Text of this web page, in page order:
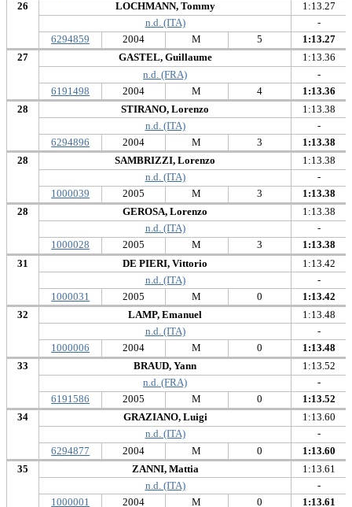
26
6294859
LOCHMANN, Tommy
2004 M
n.d. (ITA)
1:13.27
-
1:13.27
5
27
6191498
GASTEL, Guillaume
2004 M
n.d. (FRA)
1:13.36
-
1:13.36
4
28
6294896
STIRANO, Lorenzo
2004 M
n.d. (ITA)
1:13.38
-
1:13.38
3
28
1000039
SAMBRIZZI, Lorenzo
2005 M
n.d. (ITA)
1:13.38
-
1:13.38
3
28
1000028
GEROSA, Lorenzo
2005 M
n.d. (ITA)
1:13.38
-
1:13.38
3
31
1000031
DE PIERI, Vittorio
2005 M
n.d. (ITA)
1:13.42
-
1:13.42
0
32
1000006
LAMP, Emanuel
2004 M
n.d. (ITA)
1:13.48
-
1:13.48
0
33
6191586
BRAUD, Yann
2005 M
n.d. (FRA)
1:13.52
-
1:13.52
0
34
6294877
GRAZIANO, Luigi
2004 M
n.d. (ITA)
1:13.60
-
1:13.60
0
35
1000001
ZANNI, Mattia
2004 M
n.d. (ITA)
1:13.61
-
1:13.61
0